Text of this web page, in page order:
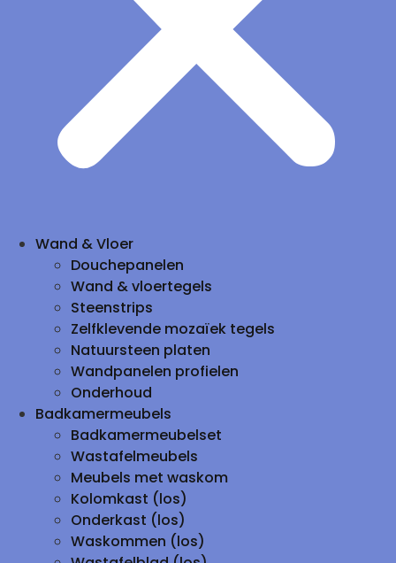
Wand & Vloer
Douchepanelen
Wand & vloertegels
Steenstrips
Zelfklevende mozaïek tegels
Natuursteen platen
Wandpanelen profielen
Onderhoud
Badkamermeubels
Badkamermeubelset
Wastafelmeubels
Meubels met waskom
Kolomkast (los)
Onderkast (los)
Waskommen (los)